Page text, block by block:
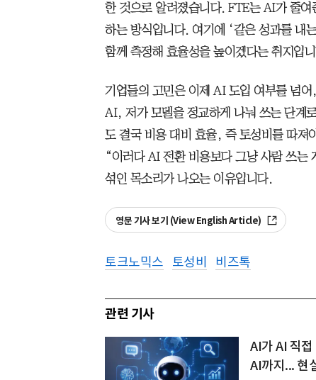
한 것으로 알려졌습니다. FTE는 AI가 줄
하는 방식입니다. 여기에 ‘같은 성과를 내
함께 측정해 효율성을 높이겠다는 취지입
기업들의 고민은 이제 AI 도입 여부를 넘
AI, 저가 모델을 정교하게 나눠 쓰는 단계
도 결국 비용 대비 효율, 즉 토성비를 따져
“이러다 AI 전환 비용보다 그냥 사람 쓰는
섞인 목소리가 나오는 이유입니다.
영문 기사 보기 (View English Article)
토크노믹스 토성비 비즈톡
관련 기사
AI가 AI 직
AI까지... 현